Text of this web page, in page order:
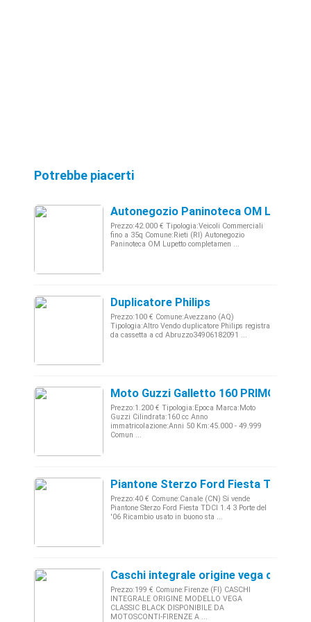
Potrebbe piacerti
Autonegozio Paninoteca OM Lupetto
Prezzo:42.000 € Tipologia:Veicoli Commerciali
fino a 35q Comune:Rieti (RI) Autonegozio
Paninoteca OM Lupetto completamen ...
Duplicatore Philips
Prezzo:100 € Comune:Avezzano (AQ)
Tipologia:Altro Vendo duplicatore Philips registra
da cassetta a cd Abruzzo34906182091 ...
Moto Guzzi Galletto 160 PRIMO TIPO
Prezzo:1.200 € Tipologia:Epoca Marca:Moto
Guzzi Cilindrata:160 cc Anno
immatricolazione:Anni 50 Km:45.000 - 49.999
Comun ...
Piantone Sterzo Ford Fiesta TDCI 1.4
Prezzo:40 € Comune:Canale (CN) Si vende
Piantone Sterzo Ford Fiesta TDCI 1.4 3 Porte del
'06 Ricambio usato in buono sta ...
Caschi integrale origine vega classic
Prezzo:199 € Comune:Firenze (FI) CASCHI
INTEGRALE ORIGINE MODELLO VEGA
CLASSIC BLACK DISPONIBILE DA
MOTOSCONTI-FIRENZE A ...